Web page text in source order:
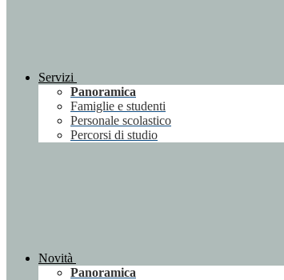
Servizi
Panoramica
Famiglie e studenti
Personale scolastico
Percorsi di studio
Novità
Panoramica